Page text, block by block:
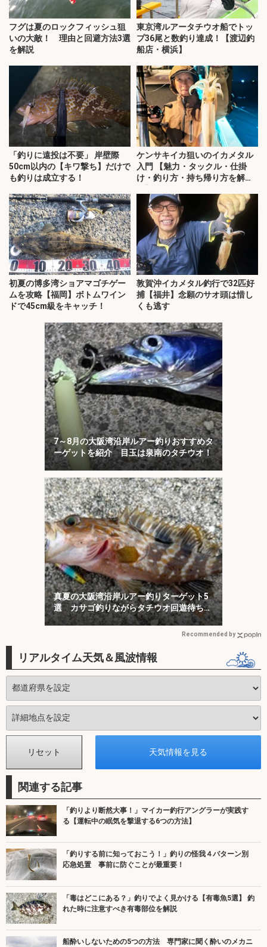
フグは夏のロックフィッシュ狙
いの大敵！ 理由と回避方法3選
を解説
東京湾ルアータチウオ船でトッ
プ36尾と数釣り達成！【渡辺釣
船店・横浜】
「釣りに遠投は不要」 岸壁際
50cm以内の【キワ撃ち】だけで
も釣りは成立する！
ケンサキイカ狙いのイカメタル
入門 【魅力・タックル・仕掛
け・釣り方・持ち帰り方を解
初夏の博多湾ショアマゴチゲー
ムを攻略【福岡】ボトムワイン
ドで45cm級をキャッチ！
敦賀沖イカメタル釣行で32匹好
捕【福井】念願のサオ頭は惜し
くも逃す
7～8月の大阪湾沿岸ルアー釣りおすすめタ
ーゲットを紹介 目玉は泉南のタチウオ！
真夏の大阪湾沿岸ルアー釣りターゲット5
選 カサゴ釣りながらタチウオ回遊待ちが
オススメ？
Recommended by
リアルタイム天気＆風波情報
関連する記事
「釣りより断然大事！」マイカー釣行アングラーが実践す
る【運転中の眠気を撃退する6つの方法】
「釣りする前に知っておこう！」釣りの怪我４パターン別
応急処置 事前に防ぐことが最重要！
「毒はどこにある？」釣りでよく見かける【有毒魚5選】 釣
れた時に注意すべき有毒部位を解説
船酔いしないための5つの方法 専門家に聞く酔いのメカニ